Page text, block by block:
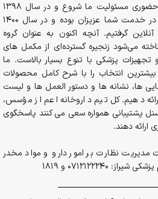
از سال 1394در قالب داروخانه حضوری مسئولیت ما شروع و در سال 1398
داروخانه به صورت شبانه روزی در خدمت شما عزیزان بوده و در سال 1400
گرفتیم. آنچه اکنون به عنوان گروه
می‌شود زنجیره گسترده‌ای از مکمل های
تجهیزات پزشکی با تنوع بسیار بالاست. ما
انتخاب را با شرح کامل محصولات
ها، نشانه ها و دستور العمل ها و لیست
دهیم. کل تیم داروخانه اعم از مؤسس،
پشتیبانی همواره سعی می کنند پاسخگوی
ارائه دهند.
نظارت بر امور دارو و مواد مخدر
و 1819